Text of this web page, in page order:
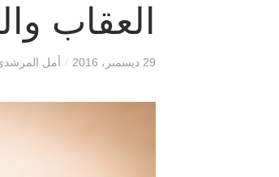
العقاب
29 ديسمبر، 2016 / أمل